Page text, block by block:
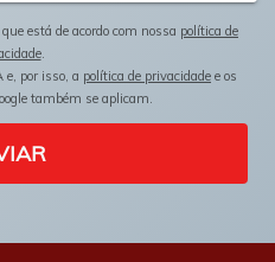
está de acordo com nossa política de
.
e, por isso, a política de privacidade e os
também se aplicam.